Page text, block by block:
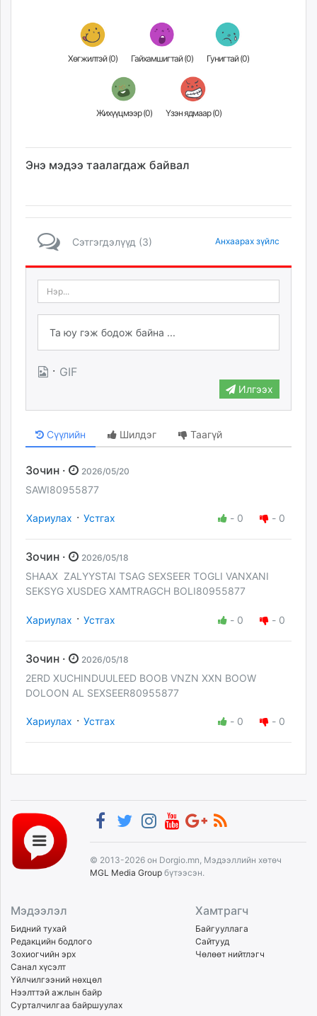
Хөгжилтэй (0) Гайхамшигтай (0) Гунигтай (0)
Жихүүцмээр (0) Үзэн ядмаар (0)
Энэ мэдээ таалагдаж байвал
Сэтгэгдэлүүд (3) Анхаарах зүйлс
· GIF
Илгээх
Сүүлийн Шилдэг Таагүй
Зочин · 2026/05/20
SAWI80955877
Хариулах · Устгах - 0 - 0
Зочин · 2026/05/18
SHAAX ZALYYSTAI TSAG SEXSEER TOGLI VANXANI
SEKSYG XUSDEG XAMTRAGCH BOLI80955877
Хариулах · Устгах - 0 - 0
Зочин · 2026/05/18
2ERD XUCHINDUULEED BOOB VNZN XXN BOOW
DOLOON AL SEXSEER80955877
Хариулах · Устгах - 0 - 0
© 2013-2026 он Dorgio.mn, Мэдээллийн хөтөч
MGL Media Group бүтээсэн.
Мэдээлэл
Бидний тухай
Редакцийн бодлого
Зохиогчийн эрх
Санал хүсэлт
Үйлчилгээний нөхцөл
Нээлттэй ажлын байр
Сурталчилгаа байршуулах
Хамтрагч
Байгууллага
Сайтууд
Чөлөөт нийтлэгч